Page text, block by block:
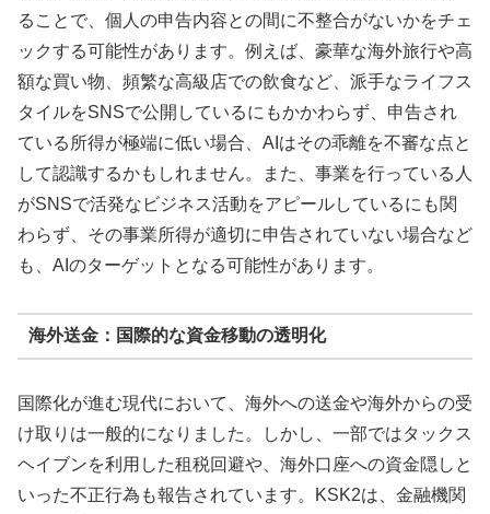
ることで、個人の申告内容との間に不整合がないかをチェ
ックする可能性があります。例えば、豪華な海外旅行や高
額な買い物、頻繁な高級店での飲食など、派手なライフス
タイルをSNSで公開しているにもかかわらず、申告され
ている所得が極端に低い場合、AIはその乖離を不審な点と
して認識するかもしれません。また、事業を行っている人
がSNSで活発なビジネス活動をアピールしているにも関
わらず、その事業所得が適切に申告されていない場合など
も、AIのターゲットとなる可能性があります。
海外送金：国際的な資金移動の透明化
国際化が進む現代において、海外への送金や海外からの受
け取りは一般的になりました。しかし、一部ではタックス
ヘイブンを利用した租税回避や、海外口座への資金隠しと
いった不正行為も報告されています。KSK2は、金融機関